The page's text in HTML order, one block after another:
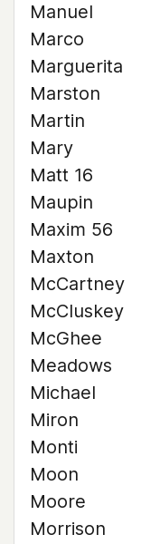
Manuel
Marco
Marguerita
Marston
Martin
Mary
Matt 16
Maupin
Maxim 56
Maxton
McCartney
McCluskey
McGhee
Meadows
Michael
Miron
Monti
Moon
Moore
Morrison